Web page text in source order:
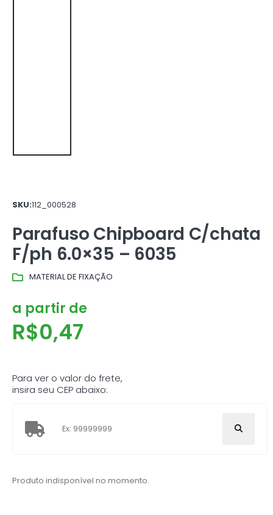
SKU:112_000528
Parafuso Chipboard C/chata
F/ph 6.0×35 – 6035
MATERIAL DE FIXAÇÃO
a partir de
R$0,47
Para ver o valor do frete,
insira seu CEP abaixo:
Produto indisponível no momento.